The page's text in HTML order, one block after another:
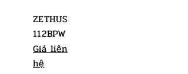
ZETHUS
112BPW
Giá liên
hệ